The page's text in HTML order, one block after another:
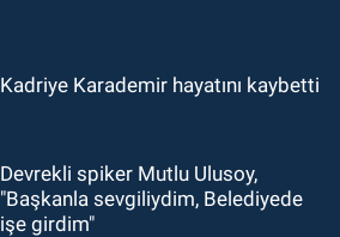
Kadriye Karademir hayatını kaybetti
Devrekli spiker Mutlu Ulusoy,
"Başkanla sevgiliydim, Belediyede
işe girdim"